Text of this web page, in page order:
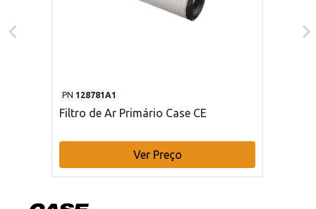
PN 128781A1
Filtro de Ar Primário Case CE
Ver Preço